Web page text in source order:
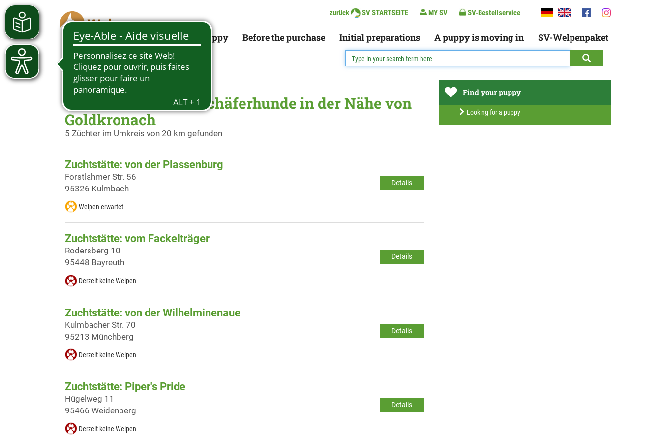
zurück SV STARTSEITE MY SV SV-Bestellservice
Looking for a puppy Before the purchase Initial preparations A puppy is moving in SV-Welpenpaket
Züchter Deutscher Schäferhunde in der Nähe von
Goldkronach
5 Züchter im Umkreis von 20 km gefunden
Zuchtstätte: von der Plassenburg
Details
Forstlahmer Str. 56
95326 Kulmbach
Welpen erwartet
Zuchtstätte: vom Fackelträger
Details
Rodersberg 10
95448 Bayreuth
Derzeit keine Welpen
Zuchtstätte: von der Wilhelminenaue
Details
Kulmbacher Str. 70
95213 Münchberg
Derzeit keine Welpen
Zuchtstätte: Piper's Pride
Details
Hügelweg 11
95466 Weidenberg
Derzeit keine Welpen
Find your puppy
Looking for a puppy